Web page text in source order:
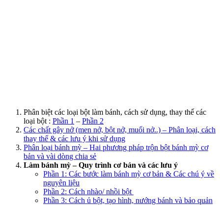
Phân biệt các loại bột làm bánh, cách sử dụng, thay thế các
loại bột : Phần 1 – Phần 2
Các chất gây nở (men nở, bột nở, muối nở..) – Phân loại, cách
thay thế & các lưu ý khi sử dụng
Phân loại bánh mỳ – Hai phương pháp trộn bột bánh mỳ cơ
bản và vài dòng chia sẻ
Làm bánh mỳ – Quy trình cơ bản và các lưu ý
Phần 1: Các bước làm bánh mỳ cơ bản & Các chú ý về
nguyên liệu
Phần 2: Cách nhào/ nhồi bột
Phần 3: Cách ủ bột, tạo hình, nướng bánh và bảo quản